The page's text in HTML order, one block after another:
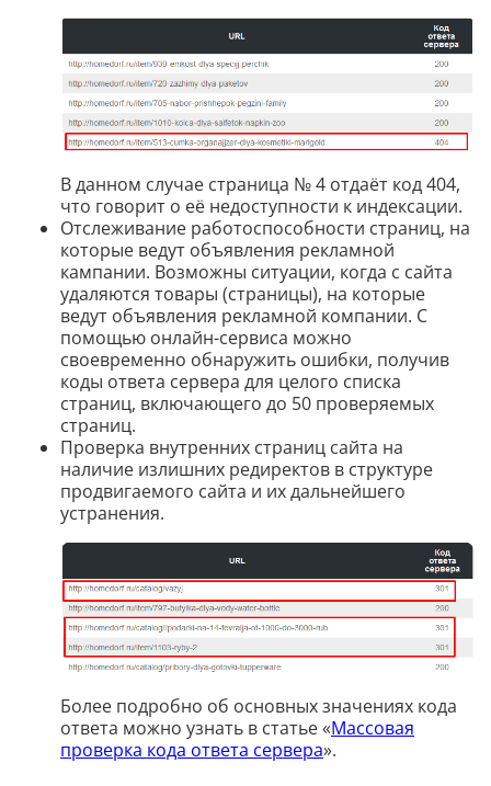
В данном случае страница № 4 отдаёт код 404,
что говорит о её недоступности к индексации.
Отслеживание работоспособности страниц, на
которые ведут объявления рекламной
кампании. Возможны ситуации, когда с сайта
удаляются товары (страницы), на которые
ведут объявления рекламной компании. С
помощью онлайн-сервиса можно
своевременно обнаружить ошибки, получив
коды ответа сервера для целого списка
страниц, включающего до 50 проверяемых
страниц.
Проверка внутренних страниц сайта на
наличие излишних редиректов в структуре
продвигаемого сайта и их дальнейшего
устранения.
Более подробно об основных значениях кода
ответа можно узнать в статье «Массовая
проверка кода ответа сервера».